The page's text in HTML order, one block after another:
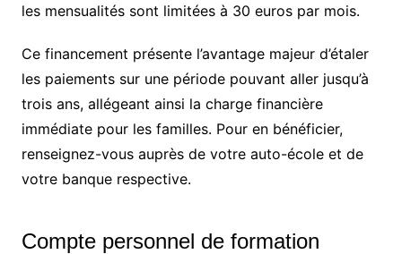
les mensualités sont limitées à 30 euros par mois.
Ce financement présente l’avantage majeur d’étaler
les paiements sur une période pouvant aller jusqu’à
trois ans, allégeant ainsi la charge financière
immédiate pour les familles. Pour en bénéficier,
renseignez-vous auprès de votre auto-école et de
votre banque respective.
Compte personnel de formation